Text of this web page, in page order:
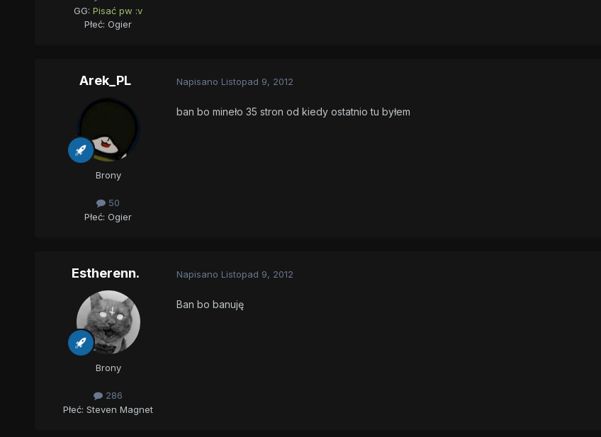
GG:Pisać pw :v
Płeć: Ogier
Arek_PL
Brony
50
Płeć: Ogier
Napisano Listopad 9, 2012
ban bo mineło 35 stron od kiedy ostatnio tu byłem
Estherenn.
Brony
286
Płeć: Steven Magnet
Napisano Listopad 9, 2012
Ban bo banuję